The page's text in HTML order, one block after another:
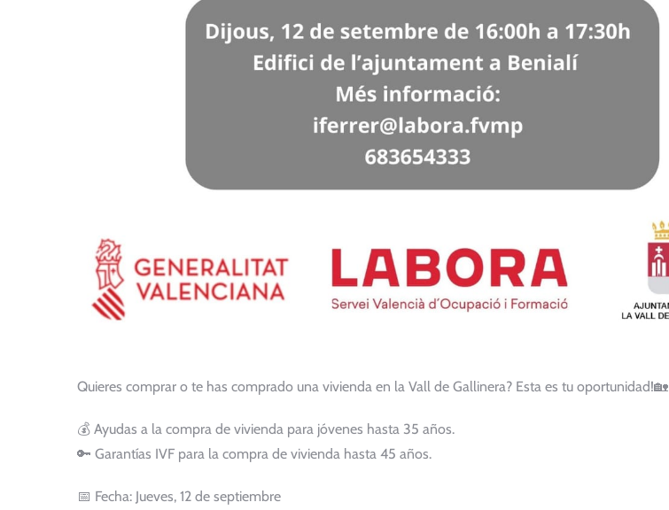
Quieres comprar o te has comprado una vivienda en la Vall de Gallinera? Esta es tu oportunidad!🏡
💰 Ayudas a la compra de vivienda para jóvenes hasta 35 años.
🔑 Garantías IVF para la compra de vivienda hasta 45 años.
📅 Fecha: Jueves, 12 de septiembre